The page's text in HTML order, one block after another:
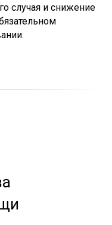
случая и снижение